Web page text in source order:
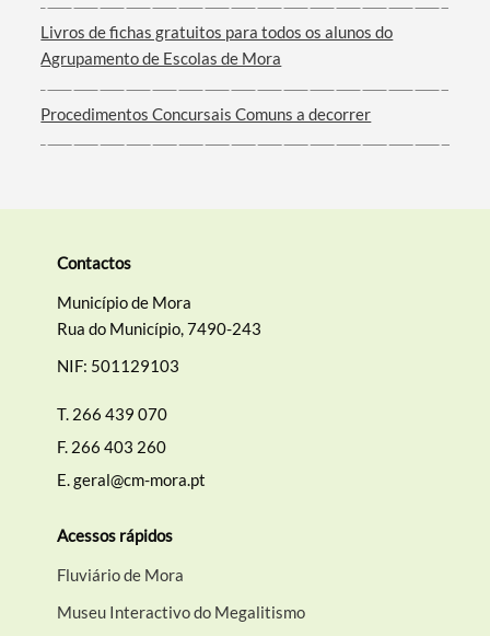
Livros de fichas gratuitos para todos os alunos do
Agrupamento de Escolas de Mora
Procedimentos Concursais Comuns a decorrer
Contactos
Município de Mora
Rua do Município, 7490-243
NIF: 501129103
T. 266 439 070
F. 266 403 260
E.geral@cm-mora.pt
Acessos rápidos
Fluviário de Mora
Museu Interactivo do Megalitismo